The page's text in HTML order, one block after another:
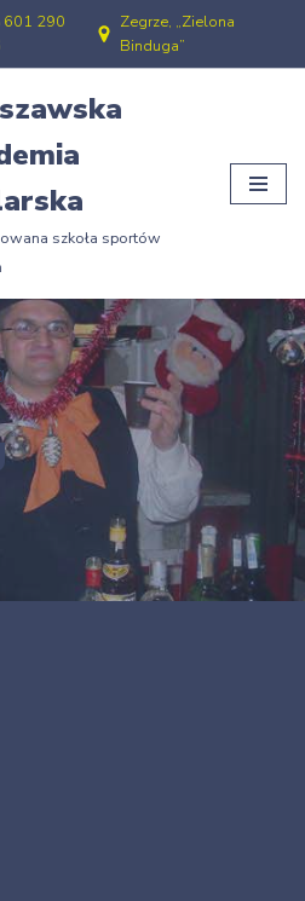
601 290
Zegrze, „Zielona
Binduga”
szkoła sportów